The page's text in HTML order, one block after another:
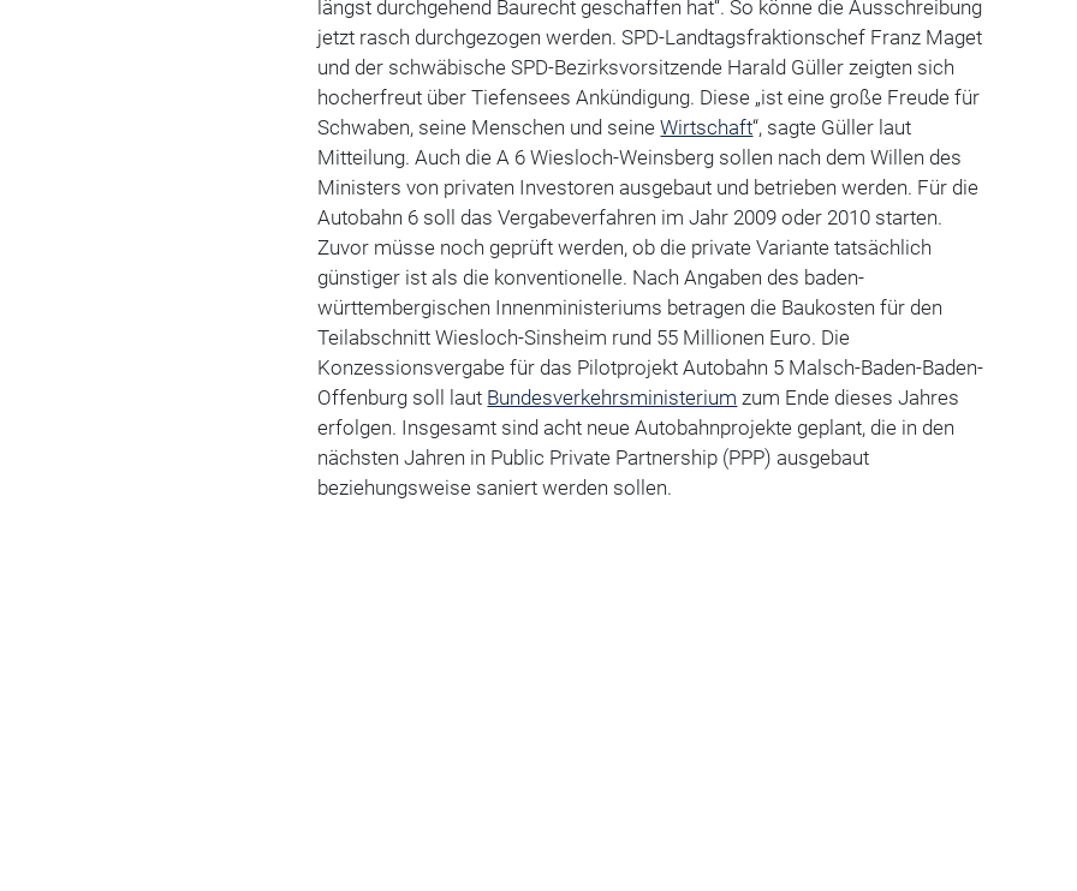
längst durchgehend Baurecht geschaffen hat“. So könne die Ausschreibung
jetzt rasch durchgezogen werden. SPD-Landtagsfraktionschef Franz Maget
und der schwäbische SPD-Bezirksvorsitzende Harald Güller zeigten sich
hocherfreut über Tiefensees Ankündigung. Diese „ist eine große Freude für
Schwaben, seine Menschen und seineWirtschaft“, sagte Güller laut
Mitteilung. Auch die A 6 Wiesloch-Weinsberg sollen nach dem Willen des
Ministers von privaten Investoren ausgebaut und betrieben werden. Für die
Autobahn 6 soll das Vergabeverfahren im Jahr 2009 oder 2010 starten.
Zuvor müsse noch geprüft werden, ob die private Variante tatsächlich
günstiger ist als die konventionelle. Nach Angaben des baden-
württembergischen Innenministeriums betragen die Baukosten für den
Teilabschnitt Wiesloch-Sinsheim rund 55 Millionen Euro. Die
Konzessionsvergabe für das Pilotprojekt Autobahn 5 Malsch-Baden-Baden-
Offenburg soll laut Bundesverkehrsministerium zum Ende dieses Jahres
erfolgen. Insgesamt sind acht neue Autobahnprojekte geplant, die in den
nächsten Jahren in Public Private Partnership (PPP) ausgebaut
beziehungsweise saniert werden sollen.